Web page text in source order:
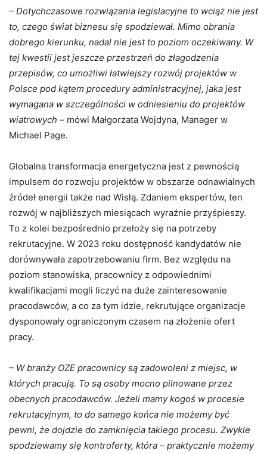
– Dotychczasowe rozwiązania legislacyjne to wciąż nie jest
to, czego świat biznesu się spodziewał. Mimo obrania
dobrego kierunku, nadal nie jest to poziom oczekiwany. W
tej kwestii jest jeszcze przestrzeń do złagodzenia
przepisów, co umożliwi łatwiejszy rozwój projektów w
Polsce pod kątem procedury administracyjnej, jaka jest
wymagana w szczególności w odniesieniu do projektów
wiatrowych – mówi Małgorzata Wojdyna, Manager w
Michael Page.
Globalna transformacja energetyczna jest z pewnością
impulsem do rozwoju projektów w obszarze odnawialnych
źródeł energii także nad Wisłą. Zdaniem ekspertów, ten
rozwój w najbliższych miesiącach wyraźnie przyśpieszy.
To z kolei bezpośrednio przełoży się na potrzeby
rekrutacyjne. W 2023 roku dostępność kandydatów nie
dorównywała zapotrzebowaniu firm. Bez względu na
poziom stanowiska, pracownicy z odpowiednimi
kwalifikacjami mogli liczyć na duże zainteresowanie
pracodawców, a co za tym idzie, rekrutujące organizacje
dysponowały ograniczonym czasem na złożenie ofert
pracy.
– W branży OZE pracownicy są zadowoleni z miejsc, w
których pracują. To są osoby mocno pilnowane przez
obecnych pracodawców. Jeżeli mamy kogoś w procesie
rekrutacyjnym, to do samego końca nie możemy być
pewni, że dojdzie do zamknięcia takiego procesu. Zwykle
spodziewamy się kontroferty, która – praktycznie możemy